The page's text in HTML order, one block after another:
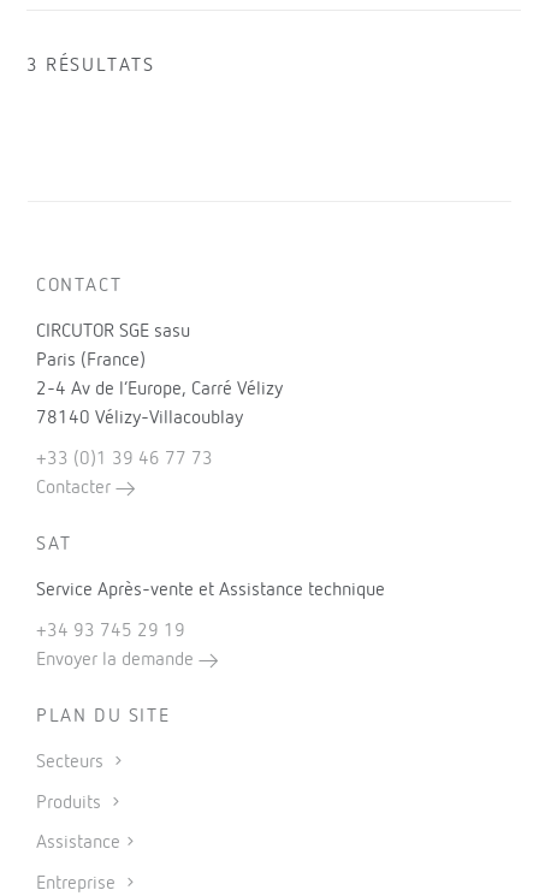
3 RÉSULTATS
CONTACT
CIRCUTOR SGE sasu
Paris (France)
2-4 Av de l’Europe, Carré Vélizy
78140 Vélizy-Villacoublay
+33 (0)1 39 46 77 73
Contacter
SAT
Service Après-vente et Assistance technique
+34 93 745 29 19
Envoyer la demande
PLAN DU SITE
Secteurs
Produits
Assistance
Entreprise